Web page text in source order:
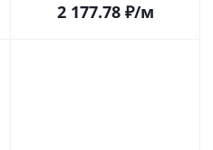
2 177.78₽/м